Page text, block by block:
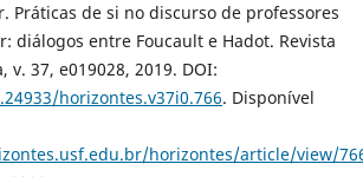
Práticas de si no discurso de professores
diálogos entre Foucault e Hadot. Revista
v. 37, e019028, 2019. DOI:
horizontes.v37i0.766. Disponível
horizontes/article/view/